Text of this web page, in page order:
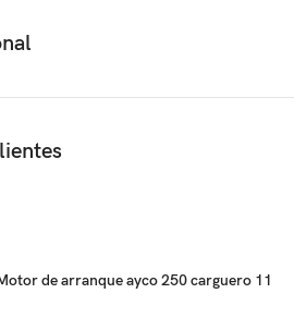
de arranque ayco 250 carguero 11